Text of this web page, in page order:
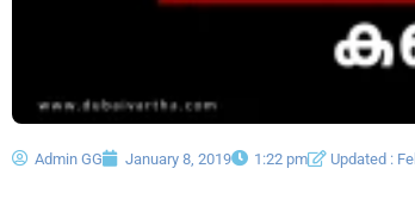
Admin GG January 8, 2019 1:22 pm Updated :